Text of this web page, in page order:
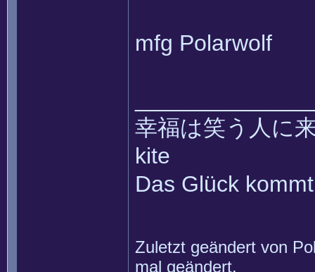
mfg Polarwolf
幸福は笑う人に
kite
Das Glück
Zuletzt geändert von
mal geändert.